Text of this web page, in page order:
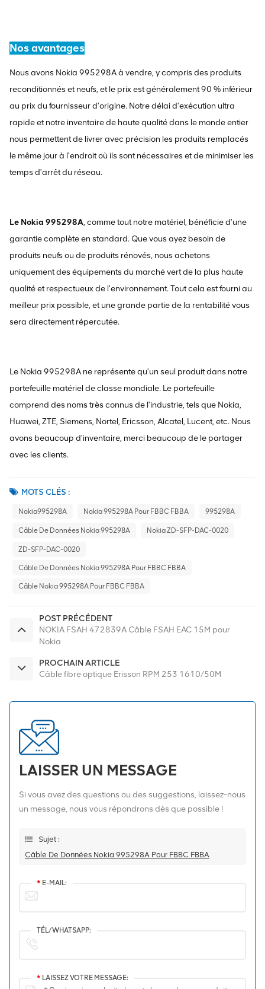
Nos avantages
Nous avons Nokia 995298A à vendre, y compris des produits
reconditionnés et neufs, et le prix est généralement 90 % inférieur
au prix du fournisseur d'origine. Notre délai d'exécution ultra
rapide et notre inventaire de haute qualité dans le monde entier
nous permettent de livrer avec précision les produits remplacés
le même jour à l'endroit où ils sont nécessaires et de minimiser les
temps d'arrêt du réseau.
Le Nokia 995298A, comme tout notre matériel, bénéficie d'une
garantie complète en standard. Que vous ayez besoin de
produits neufs ou de produits rénovés, nous achetons
uniquement des équipements du marché vert de la plus haute
qualité et respectueux de l'environnement. Tout cela est fourni au
meilleur prix possible, et une grande partie de la rentabilité vous
sera directement répercutée.
Le Nokia 995298A ne représente qu'un seul produit dans notre
portefeuille matériel de classe mondiale. Le portefeuille
comprend des noms très connus de l'industrie, tels que Nokia,
Huawei, ZTE, Siemens, Nortel, Ericsson, Alcatel, Lucent, etc. Nous
avons beaucoup d'inventaire, merci beaucoup de le partager
avec les clients.
MOTS CLÉS :
Nokia995298A Nokia 995298A Pour FBBC FBBA 995298A
Câble De Données Nokia 995298A Nokia ZD-SFP-DAC-0020
ZD-SFP-DAC-0020
Câble De Données Nokia 995298A Pour FBBC FBBA
Câble Nokia 995298A Pour FBBC FBBA
POST PRÉCÉDENT
NOKIA FSAH 472839A Câble FSAH EAC 15M pour
Nokia
PROCHAIN ARTICLE
Câble fibre optique Erisson RPM 253 1610/50M
LAISSER UN MESSAGE
Si vous avez des questions ou des suggestions, laissez-nous
un message, nous vous répondrons dès que possible !
Sujet :
Câble De Données Nokia 995298A Pour FBBC FBBA
* E-MAIL:
TÉL/WHATSAPP:
* LAISSEZ VOTRE MESSAGE: